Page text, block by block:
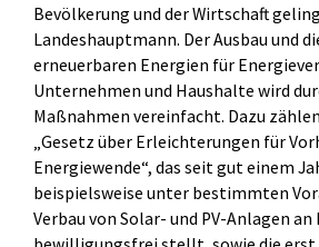
Bevölkerung und der Wirtschaft
Landeshauptmann. Der Ausbau und
erneuerbaren Energien für
Unternehmen und Haushalte wird
Maßnahmen vereinfacht. Dazu
„Gesetz über Erleichterungen für
Energiewende“, das seit gut einem
beispielsweise unter bestimmten
Verbau von Solar- und PV-Anlagen